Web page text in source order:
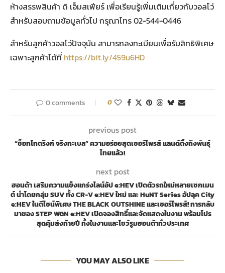
ห้างสรรพสินค้า ดิ เอ็มสเฟียร์ เพื่อเรียนรู้เพิ่มเติมเกี่ยวกับวอลโว่
สำหรับสอบถามข้อมูลทั่วไป กรุณาโทร 02-544-0446
สำหรับลูกค้าวอลโว่ปัจจุบัน สามารถลงทะเบียนเพื่อรับสิทธิพิเศษ
เฉพาะลูกค้าได้ที่ https://bit.ly/459u6HD
0 comments 0
previous post
“ช็อกโกดริงก์ จริงกะเบล” ความอร่อยสุดเซอร์ไพรส์ แลนด์ดิ้งถึงพันธุ์
ไทยแล้ว!
next post
ฮอนด้า เสริมความแข็งแกร่งไลน์อัป e:HEV เปิดตัวรถใหม่หลายเซกเมน
ต์ นำโดยกลุ่ม SUV ทั้ง CR-V e:HEV ใหม่ และ HuNT Series อัปลุค City
e:HEV ในดีไซน์พิเศษ THE BLACK OUTSHINE และเซอร์ไพรส์! การกลับ
มาของ STEP WGN e:HEV เปิดจองสิทธิ์และจัดแสดงในงาน พร้อมโปร
สุดคุ้มส่งท้ายปี ทั้งในงานและโชว์รูมฮอนด้าทั่วประเทศ
YOU MAY ALSO LIKE